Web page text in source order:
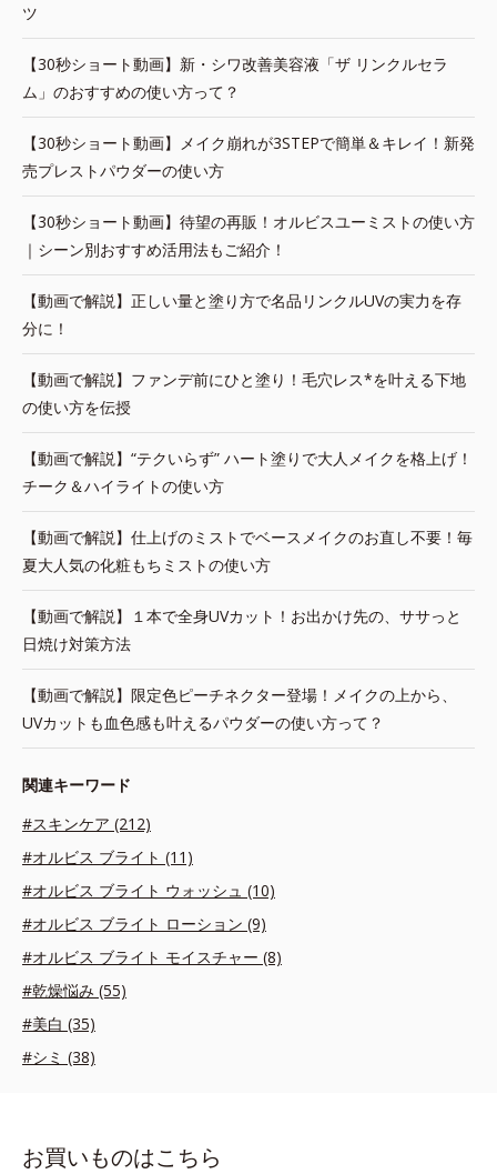
ツ
【30秒ショート動画】新・シワ改善美容液「ザ リンクルセラ
ム」のおすすめの使い方って？
【30秒ショート動画】メイク崩れが3STEPで簡単＆キレイ！新発
売プレストパウダーの使い方
【30秒ショート動画】待望の再販！オルビスユーミストの使い方
｜シーン別おすすめ活用法もご紹介！
【動画で解説】正しい量と塗り方で名品リンクルUVの実力を存
分に！
【動画で解説】ファンデ前にひと塗り！毛穴レス*を叶える下地
の使い方を伝授
【動画で解説】“テクいらず” ハート塗りで大人メイクを格上げ！
チーク＆ハイライトの使い方
【動画で解説】仕上げのミストでベースメイクのお直し不要！毎
夏大人気の化粧もちミストの使い方
【動画で解説】１本で全身UVカット！お出かけ先の、ササっと
日焼け対策方法
【動画で解説】限定色ピーチネクター登場！メイクの上から、
UVカットも血色感も叶えるパウダーの使い方って？
関連キーワード
#スキンケア (212)
#オルビス ブライト (11)
#オルビス ブライト ウォッシュ (10)
#オルビス ブライト ローション (9)
#オルビス ブライト モイスチャー (8)
#乾燥悩み (55)
#美白 (35)
#シミ (38)
お買いものはこちら